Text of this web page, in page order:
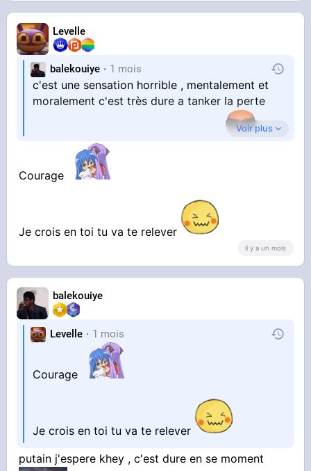
Levelle
balekouiye 1 mois
c'est une sensation horrible , mentalement et
moralement c'est très dure a tanker la perte
d'argent même encore maintenant
j'avais travailler dure et je suis en auto-
entreprise donc c'est jamais facile
Voir plus
Courage
Je crois en toi tu va te relever
il y a un mois
balekouiye
Levelle 1 mois
Courage
Je crois en toi tu va te relever
putain j'espere khey , c'est dure en se moment